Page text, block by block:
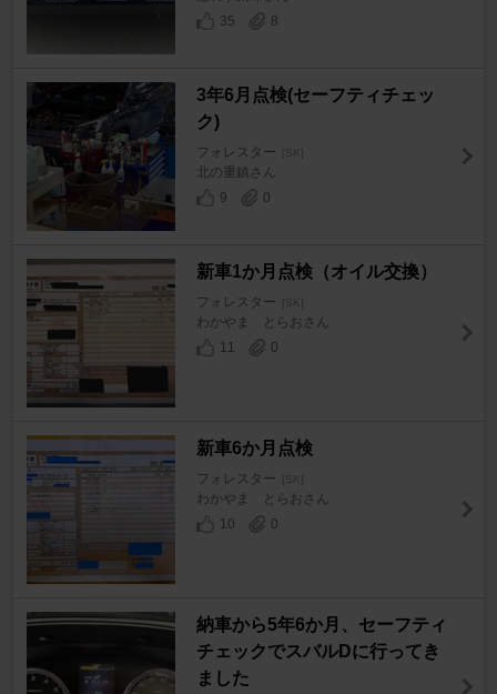
35
8
3年6月点検(セーフティチェッ
ク)
フォレスター [SK]
北の重鎮さん
9
0
新車1か月点検（オイル交換）
フォレスター [SK]
わかやま とらおさん
11
0
新車6か月点検
フォレスター [SK]
わかやま とらおさん
10
0
納車から5年6か月、セーフティ
チェックでスバルDに行ってき
ました